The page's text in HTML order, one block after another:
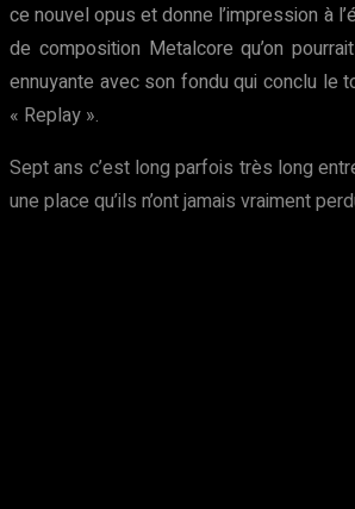
ce nouvel opus et donne l’impression à
de composition Metalcore qu’on
ennuyante avec son fondu qui conclu le
« Replay ».
Sept ans c’est long parfois très long
une place qu’ils n’ont jamais vraiment